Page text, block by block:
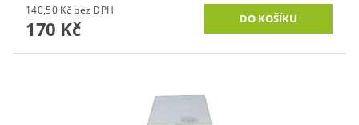
140,50 Kč bez DPH
170 Kč